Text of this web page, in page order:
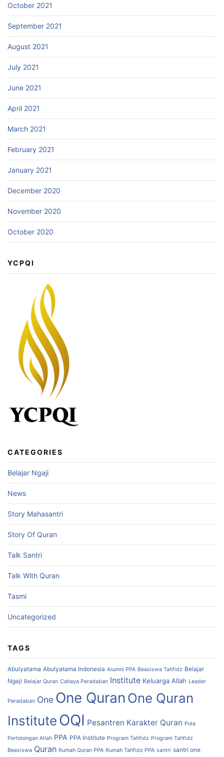
October 2021
September 2021
August 2021
July 2021
June 2021
April 2021
March 2021
February 2021
January 2021
December 2020
November 2020
October 2020
YCPQI
CATEGORIES
Belajar Ngaji
News
Story Mahasantri
Story Of Quran
Talk Santri
Talk With Quran
Tasmi
Uncategorized
TAGS
Abulyatama Abulyatama Indonesia Alumni PPA Beasiswa Tahfidz Belajar
Ngaji Belajar Quran Cahaya Peradaban Institute Keluarga Allah Leader
Peradaban One One QuranOne Quran
InstituteOQI Pesantren Karakter Quran Pola
Pertolongan Allah PPA PPA Institute Program Tahfidz Program Tahfidz
Beasiswa Quran Rumah Quran PPA Rumah Tahfidz PPA santri santri one